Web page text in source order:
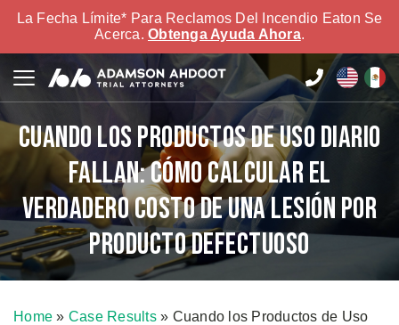
La Fecha Límite* Para Reclamos Del Incendio Eaton Se
Acerca. Obtenga Ayuda Ahora.
Cuando los Productos de Uso Diario
Fallan: Cómo Calcular el
Verdadero Costo de una Lesión por
Producto Defectuoso
Home » Case Results» Cuando los Productos de Uso